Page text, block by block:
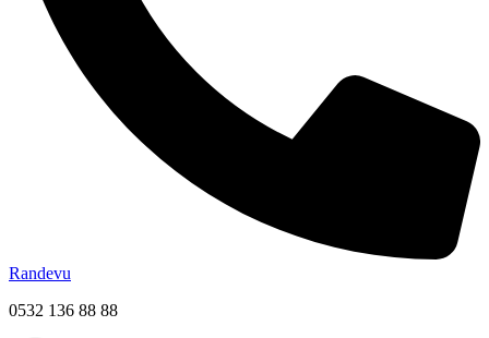
Randevu
0532 136 88 88